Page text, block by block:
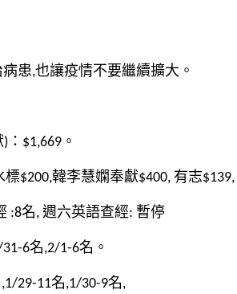
患,也讓疫情不要繼續擴大。
$1,669。
$200,韓李慧嫻奉獻$400, 有志$139,
:8名, 週六英語查經: 暫停
6名,2/1-6名。
29-11名,1/30-9名,